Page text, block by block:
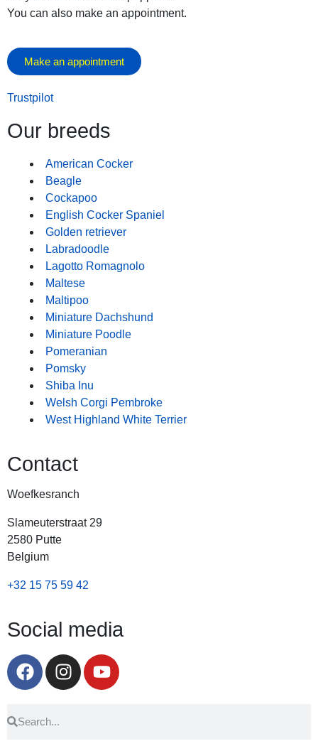
You can also make an appointment.
Make an appointment
Trustpilot
Our breeds
American Cocker
Beagle
Cockapoo
English Cocker Spaniel
Golden retriever
Labradoodle
Lagotto Romagnolo
Maltese
Maltipoo
Miniature Dachshund
Miniature Poodle
Pomeranian
Pomsky
Shiba Inu
Welsh Corgi Pembroke
West Highland White Terrier
Contact
Woefkesranch
Slameuterstraat 29
2580 Putte
Belgium
+32 15 75 59 42
Social media